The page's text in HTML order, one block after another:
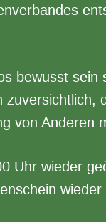
bewusst
von Anderen
Uhr wieder